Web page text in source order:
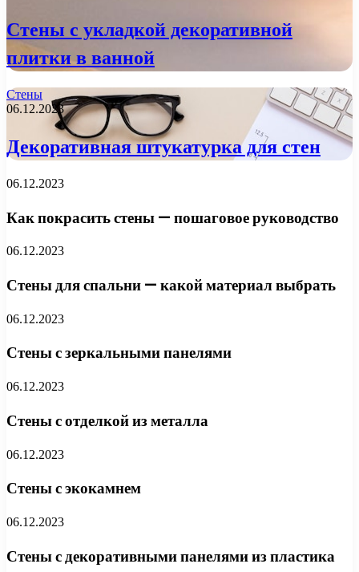
Стены с укладкой декоративной
плитки в ванной
Стены
06.12.2023
Декоративная штукатурка для стен
06.12.2023
Как покрасить стены — пошаговое руководство
06.12.2023
Стены для спальни — какой материал выбрать
06.12.2023
Стены с зеркальными панелями
06.12.2023
Стены с отделкой из металла
06.12.2023
Стены с экокамнем
06.12.2023
Стены с декоративными панелями из пластика